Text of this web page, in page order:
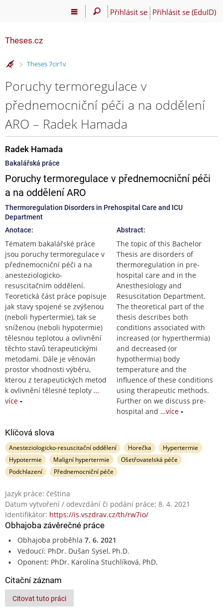
Přihlásit se Přihlásit se (EduID)
Theses.cz
>
Theses 7cir1v
Poruchy termoregulace v
přednemocniční péči a na oddělení
ARO – Radek Hamada
Radek Hamada
Bakalářská práce
Poruchy termoregulace v přednemocniční péči
a na oddělení ARO
Thermoregulation Disorders in Prehospital Care and ICU
Department
Anotace:
Tématem bakalářské práce
jsou poruchy termoregulace v
přednemocniční péči a na
anesteziologicko-
resuscitačním oddělení.
Teoretická část práce popisuje
jak stavy spojené se zvýšenou
(neboli hypertermie), tak se
sníženou (neboli hypotermie)
tělesnou teplotou a ovlivnění
těchto stavů terapeutickými
metodami. Dále je věnován
prostor vhodnosti výběru,
kterou z terapeutických metod
k ovlivnění tělesné teploty …
více
Abstract:
The topic of this Bachelor
Thesis are disorders of
thermoregulation in pre-
hospital care and in the
Anesthesiology and
Resuscitation Department.
The theoretical part of the
thesis describes both
conditions associated with
increased (or hyperthermia)
and decreased (or
hypothermia) body
temperature and the
influence of these conditions
using therapeutic methods.
Further on we discuss pre-
hospital and …více
Klíčová slova
Anesteziologicko-resuscitační oddělení Horečka
Hypertermie
Hypotermie
Maligní hypertermie
Ošetřovatelská péče
Podchlazení
Přednemocniční péče
Jazyk práce: čeština
Datum vytvoření / odevzdání či podání práce: 8. 4. 2021
Identifikátor: https://is.vszdrav.cz/th/rw7io/
Obhajoba závěrečné práce
Obhajoba proběhla 7. 6. 2021
Vedoucí: PhDr. Dušan Sysel, Ph.D.
Oponent: PhDr. Karolína Stuchlíková, PhD.
Citační záznam
Citovat tuto práci